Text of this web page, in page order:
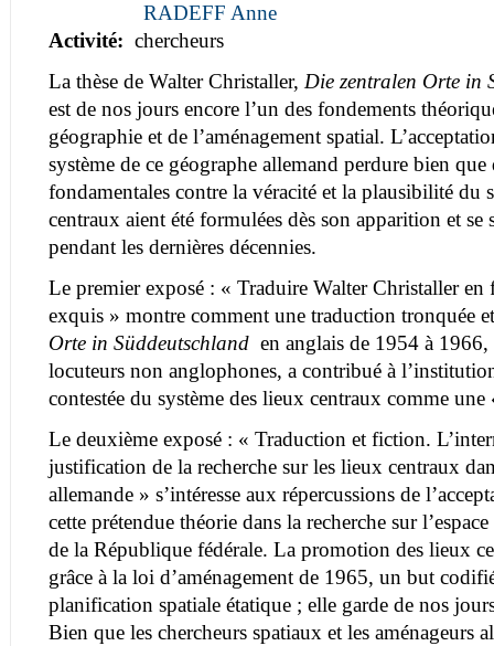
RADEFF Anne
Activité: chercheurs
La thèse de Walter Christaller, Die zentralen Orte in
est de nos jours encore l’un des fondements
géographie et de l’aménagement spatial.
système de ce géographe allemand perdure bien que
fondamentales contre la véracité et la plausibilité du
centraux aient été formulées dès son apparition et
pendant les dernières décennies.
Le premier exposé : « Traduire Walter Christaller en
exquis » montre comment une traduction tronquée
Orte in Süddeutschland en anglais de 1954 à 1966,
locuteurs non anglophones, a contribué à
contestée du système des lieux centraux comme
Le deuxième exposé : « Traduction et fiction.
justification de la recherche sur les lieux centraux
allemande » s’intéresse aux répercussions de
cette prétendue théorie dans la recherche sur
de la République fédérale. La promotion des lieux
grâce à la loi d’aménagement de 1965, un but
planification spatiale étatique ; elle garde de nos
Bien que les chercheurs spatiaux et les aménageurs